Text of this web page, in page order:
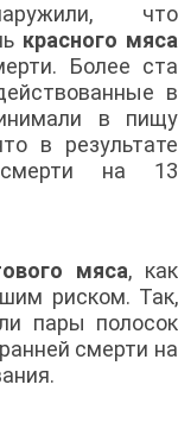
что
красного мяса
Более ста
в
в пищу
в результате
смерти на 13
мяса, как
риском. Так,
пары полосок
смерти на